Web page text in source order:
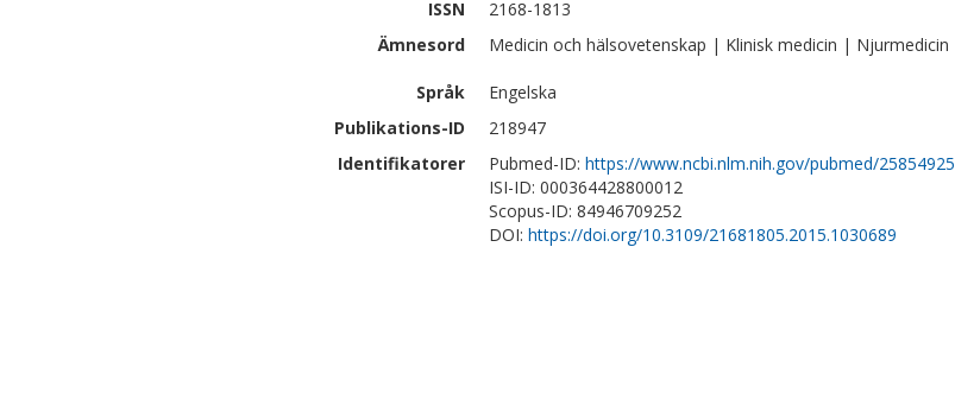
ISSN
2168-1813
Ämnesord
Medicin och hälsovetenskap | Klinisk medicin | Njurmedicin
Språk
Engelska
Publikations-ID
218947
Identifikatorer
Pubmed-ID: https://www.ncbi.nlm.nih.gov/pubmed/25854925
ISI-ID: 000364428800012
Scopus-ID: 84946709252
DOI: https://doi.org/10.3109/21681805.2015.1030689